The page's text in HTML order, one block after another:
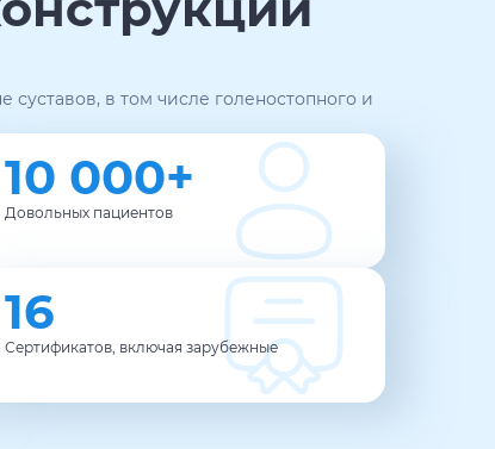
в том числе голеностопного и
10 000+
Довольных пациентов
16
Сертификатов, включая зарубежные